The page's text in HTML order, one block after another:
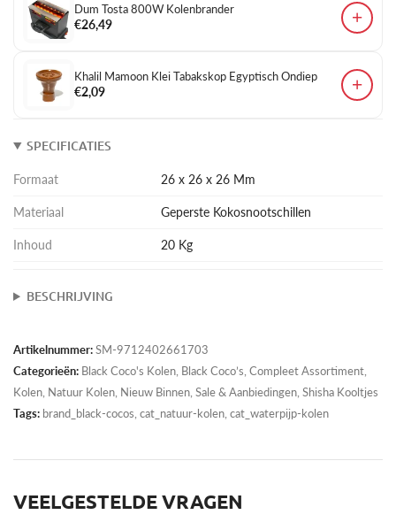
Dum Tosta 800W Kolenbrander
€26,49
+
Khalil Mamoon Klei Tabakskop Egyptisch Ondiep
€2,09
+
SPECIFICATIES
Formaat 26 x 26 x 26 Mm
Materiaal Geperste Kokosnootschillen
Inhoud 20 Kg
BESCHRIJVING
Artikelnummer:SM-9712402661703
Categorieën: Black Coco's Kolen Black Coco’s Compleet Assortiment
Kolen Natuur Kolen Nieuw Binnen Sale & Aanbiedingen Shisha Kooltjes
Tags: brand_black-cocos, cat_natuur-kolen, cat_waterpijp-kolen
VEELGESTELDE VRAGEN